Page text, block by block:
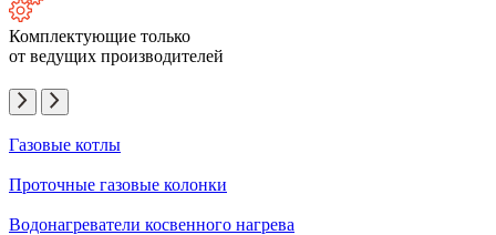
Комплектующие только
от ведущих производителей
Газовые котлы
Проточные газовые колонки
Водонагреватели косвенного нагрева